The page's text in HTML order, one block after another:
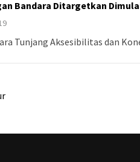
Bandara Ditargetkan
Tunjang Aksesibilitas dan